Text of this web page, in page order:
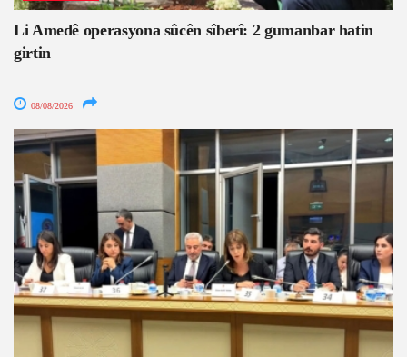
Li Amedê operasyona sûcên sîberî: 2 gumanbar hatin
girtin
08/08/2026